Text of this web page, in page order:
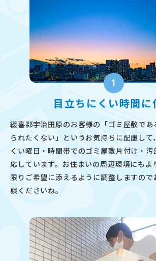
1
目立ちにくい時間に
綴喜郡宇治田原のお客様の「ゴミ屋敷であ
られたくない」というお気持ちに配慮して
くい曜日・時間帯でのゴミ屋敷片付け・
応しています。お住まいの周辺環境にもよ
限りご希望に添えるように調整しますの
談くださいね。